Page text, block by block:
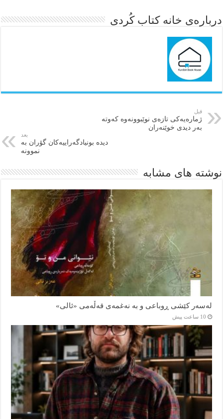
درباره‌ی خانه کتاب کُردی
قبل
ژمارەیەكی تازەی نوێبوونەوە كەوتە
بەر دیدی خوێنەران
بعد
دیدە بونیادگەراییەكان گۆران بە
نموونە
نوشته های مشابه
لەسەر کێشی ڕوباعی و به نەغمەی قەڵەمی «ئالی»
10 ساعت پیش